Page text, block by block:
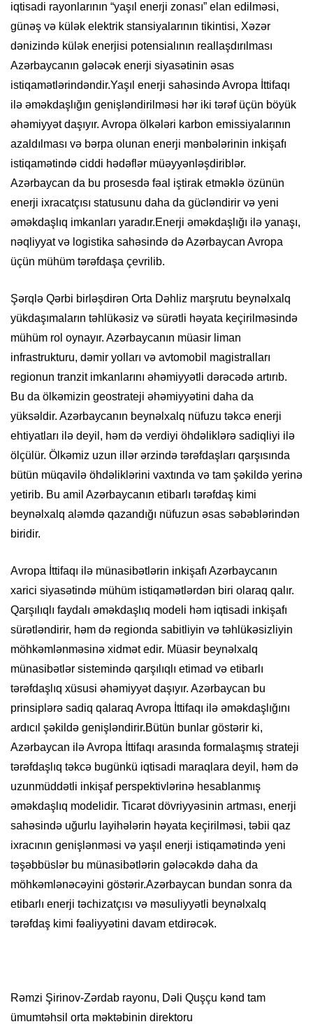
iqtisadi rayonlarının “yaşıl enerji zonası” elan edilməsi,
günəş və külək elektrik stansiyalarının tikintisi, Xəzər
dənizində külək enerjisi potensialının reallaşdırılması
Azərbaycanın gələcək enerji siyasətinin əsas
istiqamətlərindəndir.Yaşıl enerji sahəsində Avropa İttifaqı
ilə əməkdaşlığın genişləndirilməsi hər iki tərəf üçün böyük
əhəmiyyət daşıyır. Avropa ölkələri karbon emissiyalarının
azaldılması və bərpa olunan enerji mənbələrinin inkişafı
istiqamətində ciddi hədəflər müəyyənləşdiriblər.
Azərbaycan da bu prosesdə fəal iştirak etməklə özünün
enerji ixracatçısı statusunu daha da gücləndirir və yeni
əməkdaşlıq imkanları yaradır.Enerji əməkdaşlığı ilə yanaşı,
nəqliyyat və logistika sahəsində də Azərbaycan Avropa
üçün mühüm tərəfdaşa çevrilib.
Şərqlə Qərbi birləşdirən Orta Dəhliz marşrutu beynəlxalq
yükdaşımaların təhlükəsiz və sürətli həyata keçirilməsində
mühüm rol oynayır. Azərbaycanın müasir liman
infrastrukturu, dəmir yolları və avtomobil magistralları
regionun tranzit imkanlarını əhəmiyyətli dərəcədə artırıb.
Bu da ölkəmizin geostrateji əhəmiyyətini daha da
yüksəldir. Azərbaycanın beynəlxalq nüfuzu təkcə enerji
ehtiyatları ilə deyil, həm də verdiyi öhdəliklərə sadiqliyi ilə
ölçülür. Ölkəmiz uzun illər ərzində tərəfdaşları qarşısında
bütün müqavilə öhdəliklərini vaxtında və tam şəkildə yerinə
yetirib. Bu amil Azərbaycanın etibarlı tərəfdaş kimi
beynəlxalq aləmdə qazandığı nüfuzun əsas səbəblərindən
biridir.
Avropa İttifaqı ilə münasibətlərin inkişafı Azərbaycanın
xarici siyasətində mühüm istiqamətlərdən biri olaraq qalır.
Qarşılıqlı faydalı əməkdaşlıq modeli həm iqtisadi inkişafı
sürətləndirir, həm də regionda sabitliyin və təhlükəsizliyin
möhkəmlənməsinə xidmət edir. Müasir beynəlxalq
münasibətlər sistemində qarşılıqlı etimad və etibarlı
tərəfdaşlıq xüsusi əhəmiyyət daşıyır. Azərbaycan bu
prinsiplərə sadiq qalaraq Avropa İttifaqı ilə əməkdaşlığını
ardıcıl şəkildə genişləndirir.Bütün bunlar göstərir ki,
Azərbaycan ilə Avropa İttifaqı arasında formalaşmış strateji
tərəfdaşlıq təkcə bugünkü iqtisadi maraqlara deyil, həm də
uzunmüddətli inkişaf perspektivlərinə hesablanmış
əməkdaşlıq modelidir. Ticarət dövriyyəsinin artması, enerji
sahəsində uğurlu layihələrin həyata keçirilməsi, təbii qaz
ixracının genişlənməsi və yaşıl enerji istiqamətində yeni
təşəbbüslər bu münasibətlərin gələcəkdə daha da
möhkəmlənəcəyini göstərir.Azərbaycan bundan sonra da
etibarlı enerji təchizatçısı və məsuliyyətli beynəlxalq
tərəfdaş kimi fəaliyyətini davam etdirəcək.
Rəmzi Şirinov-Zərdab rayonu, Dəli Quşçu kənd tam
ümumtəhsil orta məktəbinin direktoru